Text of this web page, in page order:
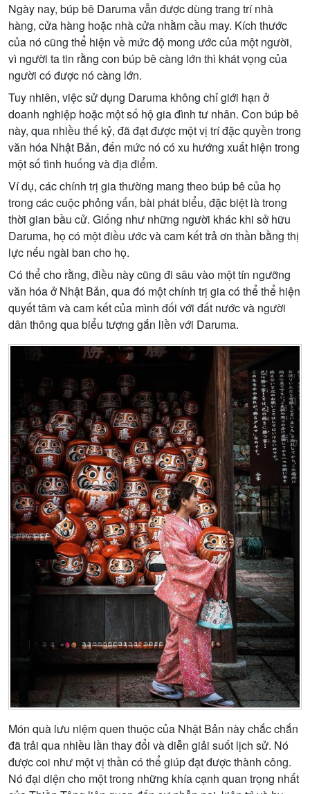
Ngày nay, búp bê Daruma vẫn được dùng trang trí nhà
hàng, cửa hàng hoặc nhà cửa nhằm cầu may. Kích thước
của nó cũng thể hiện về mức độ mong ước của một người,
vì người ta tin rằng con búp bê càng lớn thì khát vọng của
người có được nó càng lớn.
Tuy nhiên, việc sử dụng Daruma không chỉ giới hạn ở
doanh nghiệp hoặc một số hộ gia đình tư nhân. Con búp bê
này, qua nhiều thế kỷ, đã đạt được một vị trí đặc quyền trong
văn hóa Nhật Bản, đến mức nó có xu hướng xuất hiện trong
một số tình huống và địa điểm.
Ví dụ, các chính trị gia thường mang theo búp bê của họ
trong các cuộc phỏng vấn, bài phát biểu, đặc biệt là trong
thời gian bầu cử. Giống như những người khác khi sở hữu
Daruma, họ có một điều ước và cam kết trả ơn thần bằng thị
lực nếu ngài ban cho họ.
Có thể cho rằng, điều này cũng đi sâu vào một tín ngưỡng
văn hóa ở Nhật Bản, qua đó một chính trị gia có thể thể hiện
quyết tâm và cam kết của mình đối với đất nước và người
dân thông qua biểu tượng gắn liền với Daruma.
Món quà lưu niệm quen thuộc của Nhật Bản này chắc chắn
đã trải qua nhiều lần thay đổi và diễn giải suốt lịch sử. Nó
được coi như một vị thần có thể giúp đạt được thành công.
Nó đại diện cho một trong những khía cạnh quan trọng nhất